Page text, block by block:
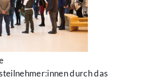
durch das